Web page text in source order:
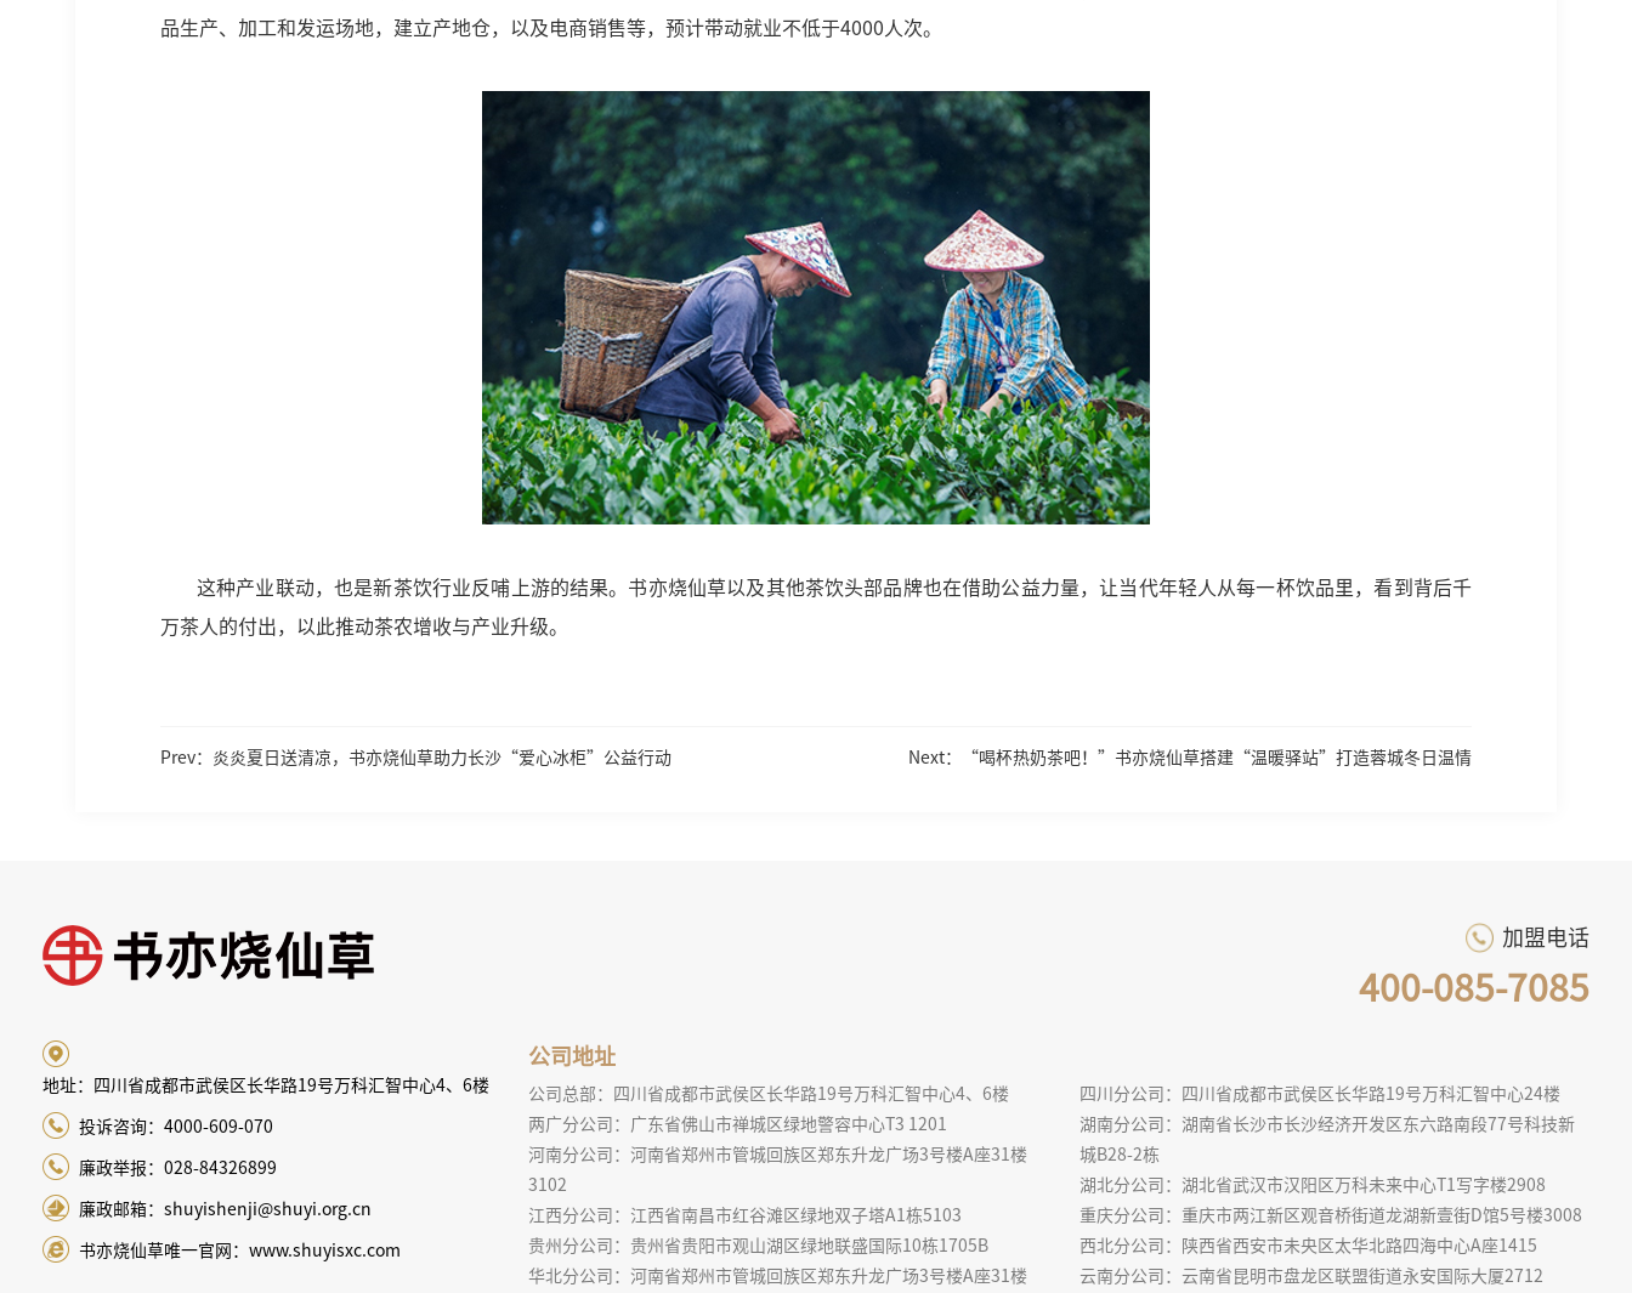
品生产、加工和发运场地，建立产地仓，以及电商销售等，预计带动就业不低于4000人次。
这种产业联动，也是新茶饮行业反哺上游的结果。书亦烧仙草以及其他茶饮头部品牌也在借助公益力量，让当代年轻人从每一杯饮品里，看到背后千
万茶人的付出，以此推动茶农增收与产业升级。
Prev：炎炎夏日送清凉，书亦烧仙草助力长沙“爱心冰柜”公益行动 Next：“喝杯热奶茶吧！”书亦烧仙草搭建“温暖驿站”打造蓉城冬日温情
加盟电话
400-085-7085
地址：四川省成都市武侯区长华路19号万科汇智中心4、6楼
投诉咨询：4000-609-070
廉政举报：028-84326899
廉政邮箱：shuyishenji@shuyi.org.cn
书亦烧仙草唯一官网：www.shuyisxc.com
公司地址
公司总部：四川省成都市武侯区长华路19号万科汇智中心4、6楼
四川分公司：四川省成都市武侯区长华路19号万科汇智中心24楼
两广分公司：广东省佛山市禅城区绿地警容中心T3 1201
湖南分公司：湖南省长沙市长沙经济开发区东六路南段77号科技新
城B28-2栋
河南分公司：河南省郑州市管城回族区郑东升龙广场3号楼A座31楼
3102
湖北分公司：湖北省武汉市汉阳区万科未来中心T1写字楼2908
江西分公司：江西省南昌市红谷滩区绿地双子塔A1栋5103
重庆分公司：重庆市两江新区观音桥街道龙湖新壹街D馆5号楼3008
贵州分公司：贵州省贵阳市观山湖区绿地联盛国际10栋1705B
西北分公司：陕西省西安市未央区太华北路四海中心A座1415
华北分公司：河南省郑州市管城回族区郑东升龙广场3号楼A座31楼
云南分公司：云南省昆明市盘龙区联盟街道永安国际大厦2712